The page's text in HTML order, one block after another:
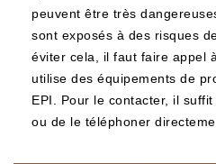
peuvent être très
sont exposés à des risques
éviter cela, il faut faire appel
utilise des équipements de
EPI. Pour le contacter, il
ou de le téléphoner